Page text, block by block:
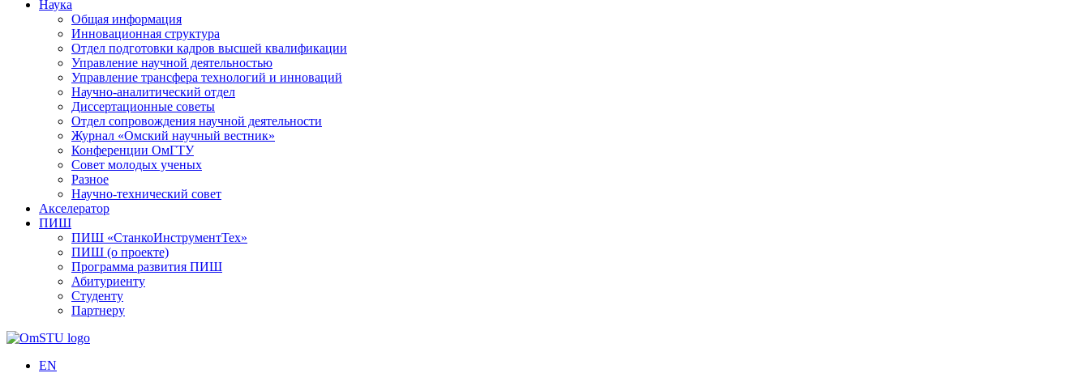
Наука
Общая информация
Инновационная структура
Отдел подготовки кадров высшей квалификации
Управление научной деятельностью
Управление трансфера технологий и инноваций
Научно-аналитический отдел
Диссертационные советы
Отдел сопровождения научной деятельности
Журнал «Омский научный вестник»
Конференции ОмГТУ
Совет молодых ученых
Разное
Научно-технический совет
Акселератор
ПИШ
ПИШ «СтанкоИнструментТех»
ПИШ (о проекте)
Программа развития ПИШ
Абитуриенту
Студенту
Партнеру
EN